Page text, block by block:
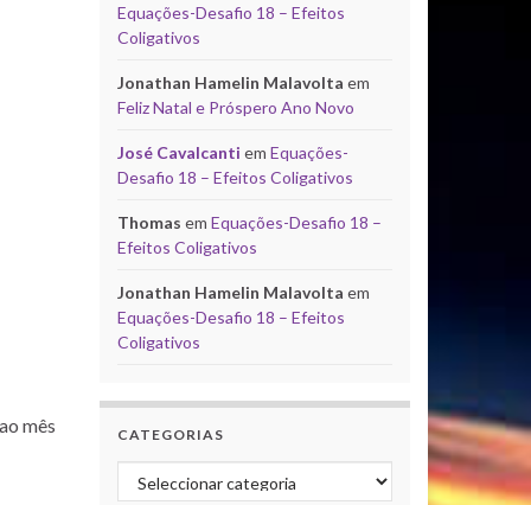
mês
Equações-Desafio 18 – Efeitos
Coligativos
Jonathan Hamelin Malavolta em
Feliz Natal e Próspero Ano Novo
José Cavalcanti em Equações-
Desafio 18 – Efeitos Coligativos
Thomas em Equações-Desafio 18 –
Efeitos Coligativos
Jonathan Hamelin Malavolta em
Equações-Desafio 18 – Efeitos
Coligativos
CATEGORIAS
Categorias